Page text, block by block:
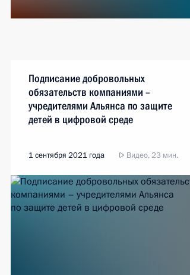
Подписание добровольных
обязательств компаниями –
учредителями Альянса по защите
детей в цифровой среде
1 сентября 2021 года Видео, 23 мин.